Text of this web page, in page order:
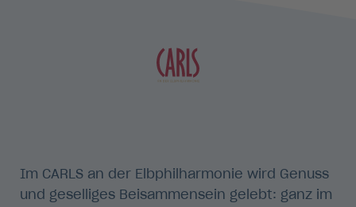
Im CARLS an der Elbphilharmonie wird Genuss
und geselliges Beisammensein gelebt: ganz im